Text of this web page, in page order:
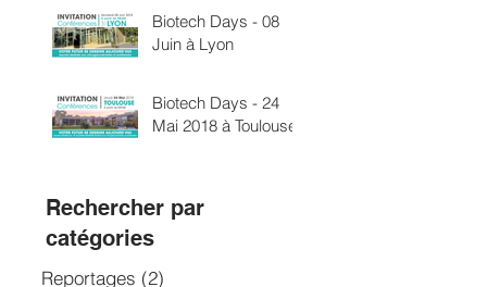
Biotech Days - 08
Juin à Lyon
Biotech Days - 24
Mai 2018 à Toulouse
Rechercher par
catégories
Reportages (2)